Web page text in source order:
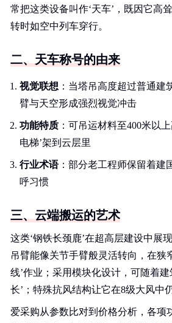
常把这类设备叫作‘天车’，既因它高
转时如空中列车穿行。
二、天车称号的由来
视觉联想 ：当塔吊高度超过普通建
臂与天空形成强烈视觉冲击
功能特质 ：可吊运材料至400米以
电梯’架到云层里
行业术语：部分老工程师保留着建
呼习惯
三、云端搬运的艺术
这类‘钢铁长颈鹿’在超高层建设中展
吊臂能像关节手臂般灵活转向，在狭
线’作业；采用模块化设计，可随着建
长’；特殊抗风结构让它在8级大风中
爱采购从参数比对到价格分析，各项